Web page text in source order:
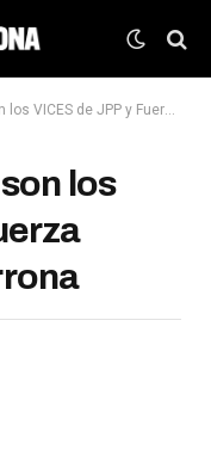
de JPP y Fuerza Popular #LaEncerrona
los